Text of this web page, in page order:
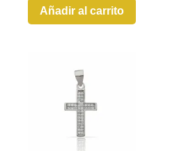
Añadir al carrito